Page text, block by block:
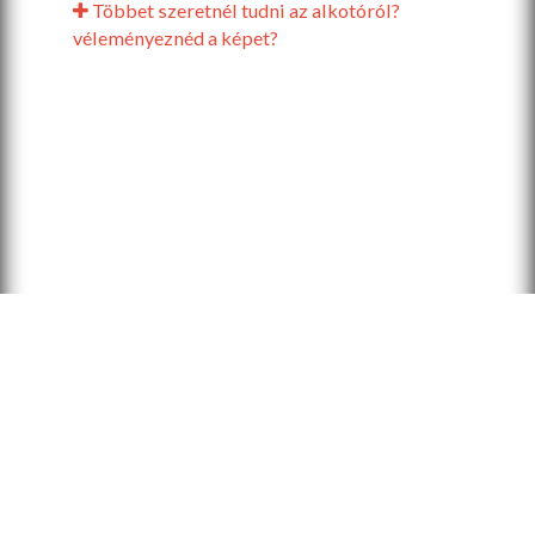
Többet szeretnél tudni az alkotóról?
véleményeznéd a képet?